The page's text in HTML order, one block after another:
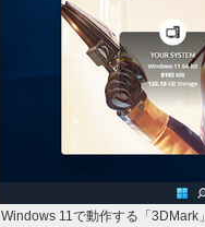
Windows 11で動作する「3DMark」